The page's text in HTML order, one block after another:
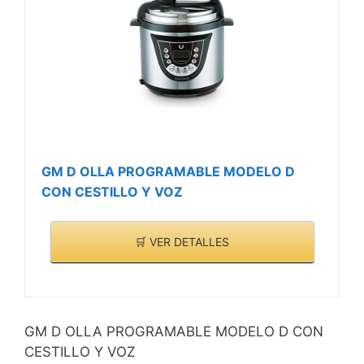
hasta dos veces más
rápido comparándolo con
5 sistemas de seguridad
para una cocción segura
Modos de cocción de alta
y baja presión; incluye
CARACTERÍSTICAS
>
GM D OLLA PROGRAMABLE MODELO D
CON CESTILLO Y VOZ
🛒 VER DETALLES
GM D OLLA PROGRAMABLE MODELO D CON
CESTILLO Y VOZ